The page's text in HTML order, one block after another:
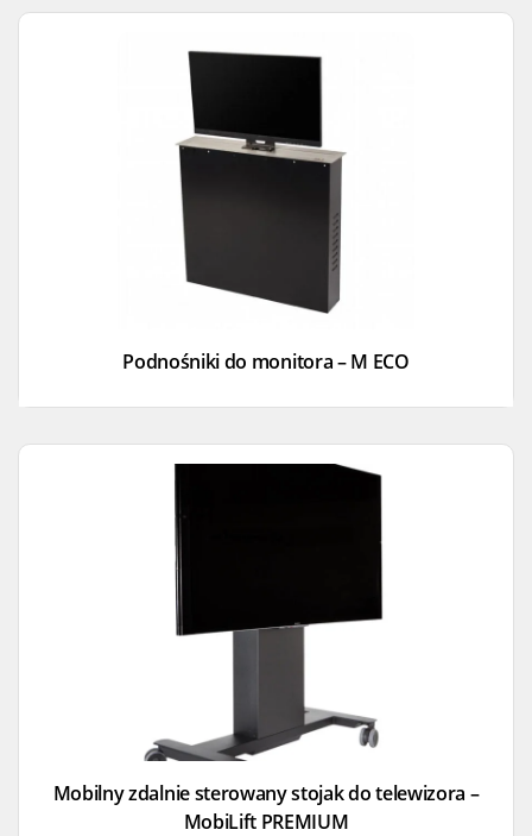
Podnośniki do monitora – M ECO
Mobilny zdalnie sterowany stojak do telewizora –
MobiLift PREMIUM